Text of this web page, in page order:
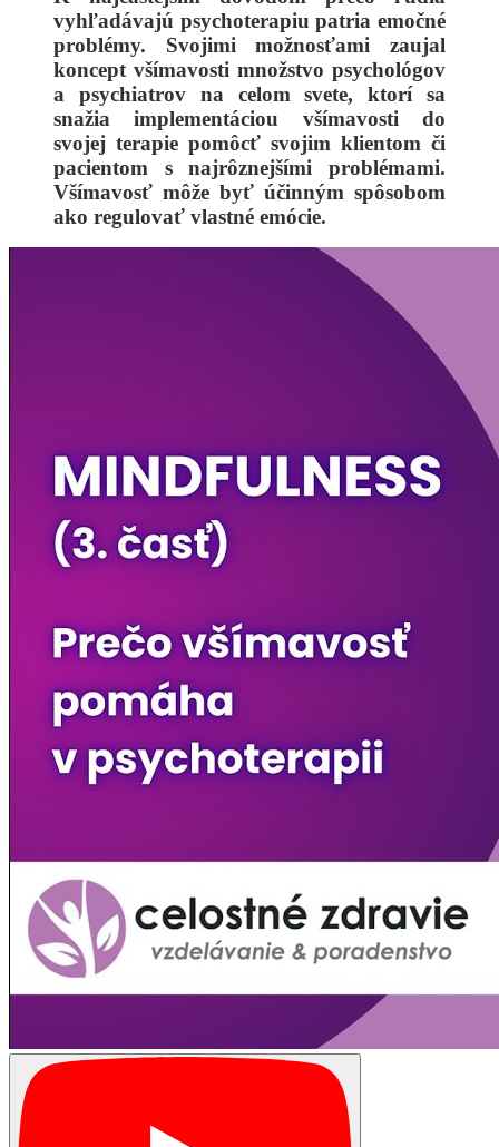
vyhľadávajú psychoterapiu patria emočné
problémy. Svojimi možnosťami zaujal
koncept všímavosti množstvo psychológov
a psychiatrov na celom svete, ktorí sa
snažia implementáciou všímavosti do
svojej terapie pomôcť svojim klientom či
pacientom s najrôznejšími problémami.
Všímavosť môže byť účinným spôsobom
ako regulovať vlastné emócie.